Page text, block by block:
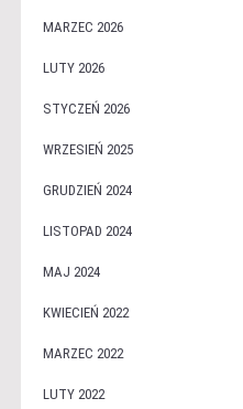
MARZEC 2026
LUTY 2026
STYCZEŃ 2026
WRZESIEŃ 2025
GRUDZIEŃ 2024
LISTOPAD 2024
MAJ 2024
KWIECIEŃ 2022
MARZEC 2022
LUTY 2022